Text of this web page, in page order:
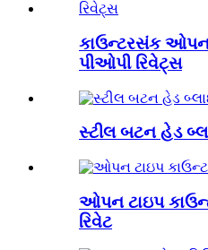
કાઉન્ટરસંક ઓપન
પીઓપી રિવેટ્સ
સ્ટીલ બટન હેડ
ઓપન ટાઇપ
રિવેટ